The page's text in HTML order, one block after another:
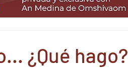
¿Qué hago?